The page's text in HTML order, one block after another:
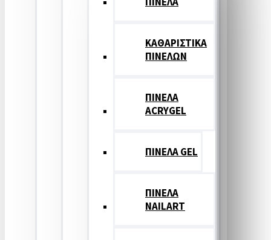
ΚΑΘΑΡΙΣΤΙΚΑ
ΠΙΝΕΛΩΝ
ΠΙΝΕΛΑ
ACRYGEL
ΠΙΝΕΛΑ GEL
ΠΙΝΕΛΑ
NAILART